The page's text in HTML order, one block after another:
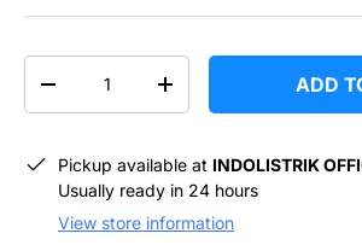
+
ADD
Pickup available at INDOLISTRIK
Usually ready in 24 hours
View store information